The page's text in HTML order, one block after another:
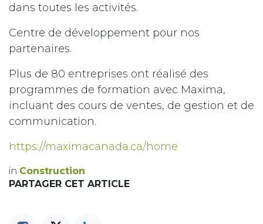
dans toutes les activités.
Centre de développement pour nos
partenaires.
Plus de 80 entreprises ont réalisé des
programmes de formation avec Maxima,
incluant des cours de ventes, de gestion et de
communication.
https://maximacanada.ca/home
in Construction
PARTAGER CET ARTICLE